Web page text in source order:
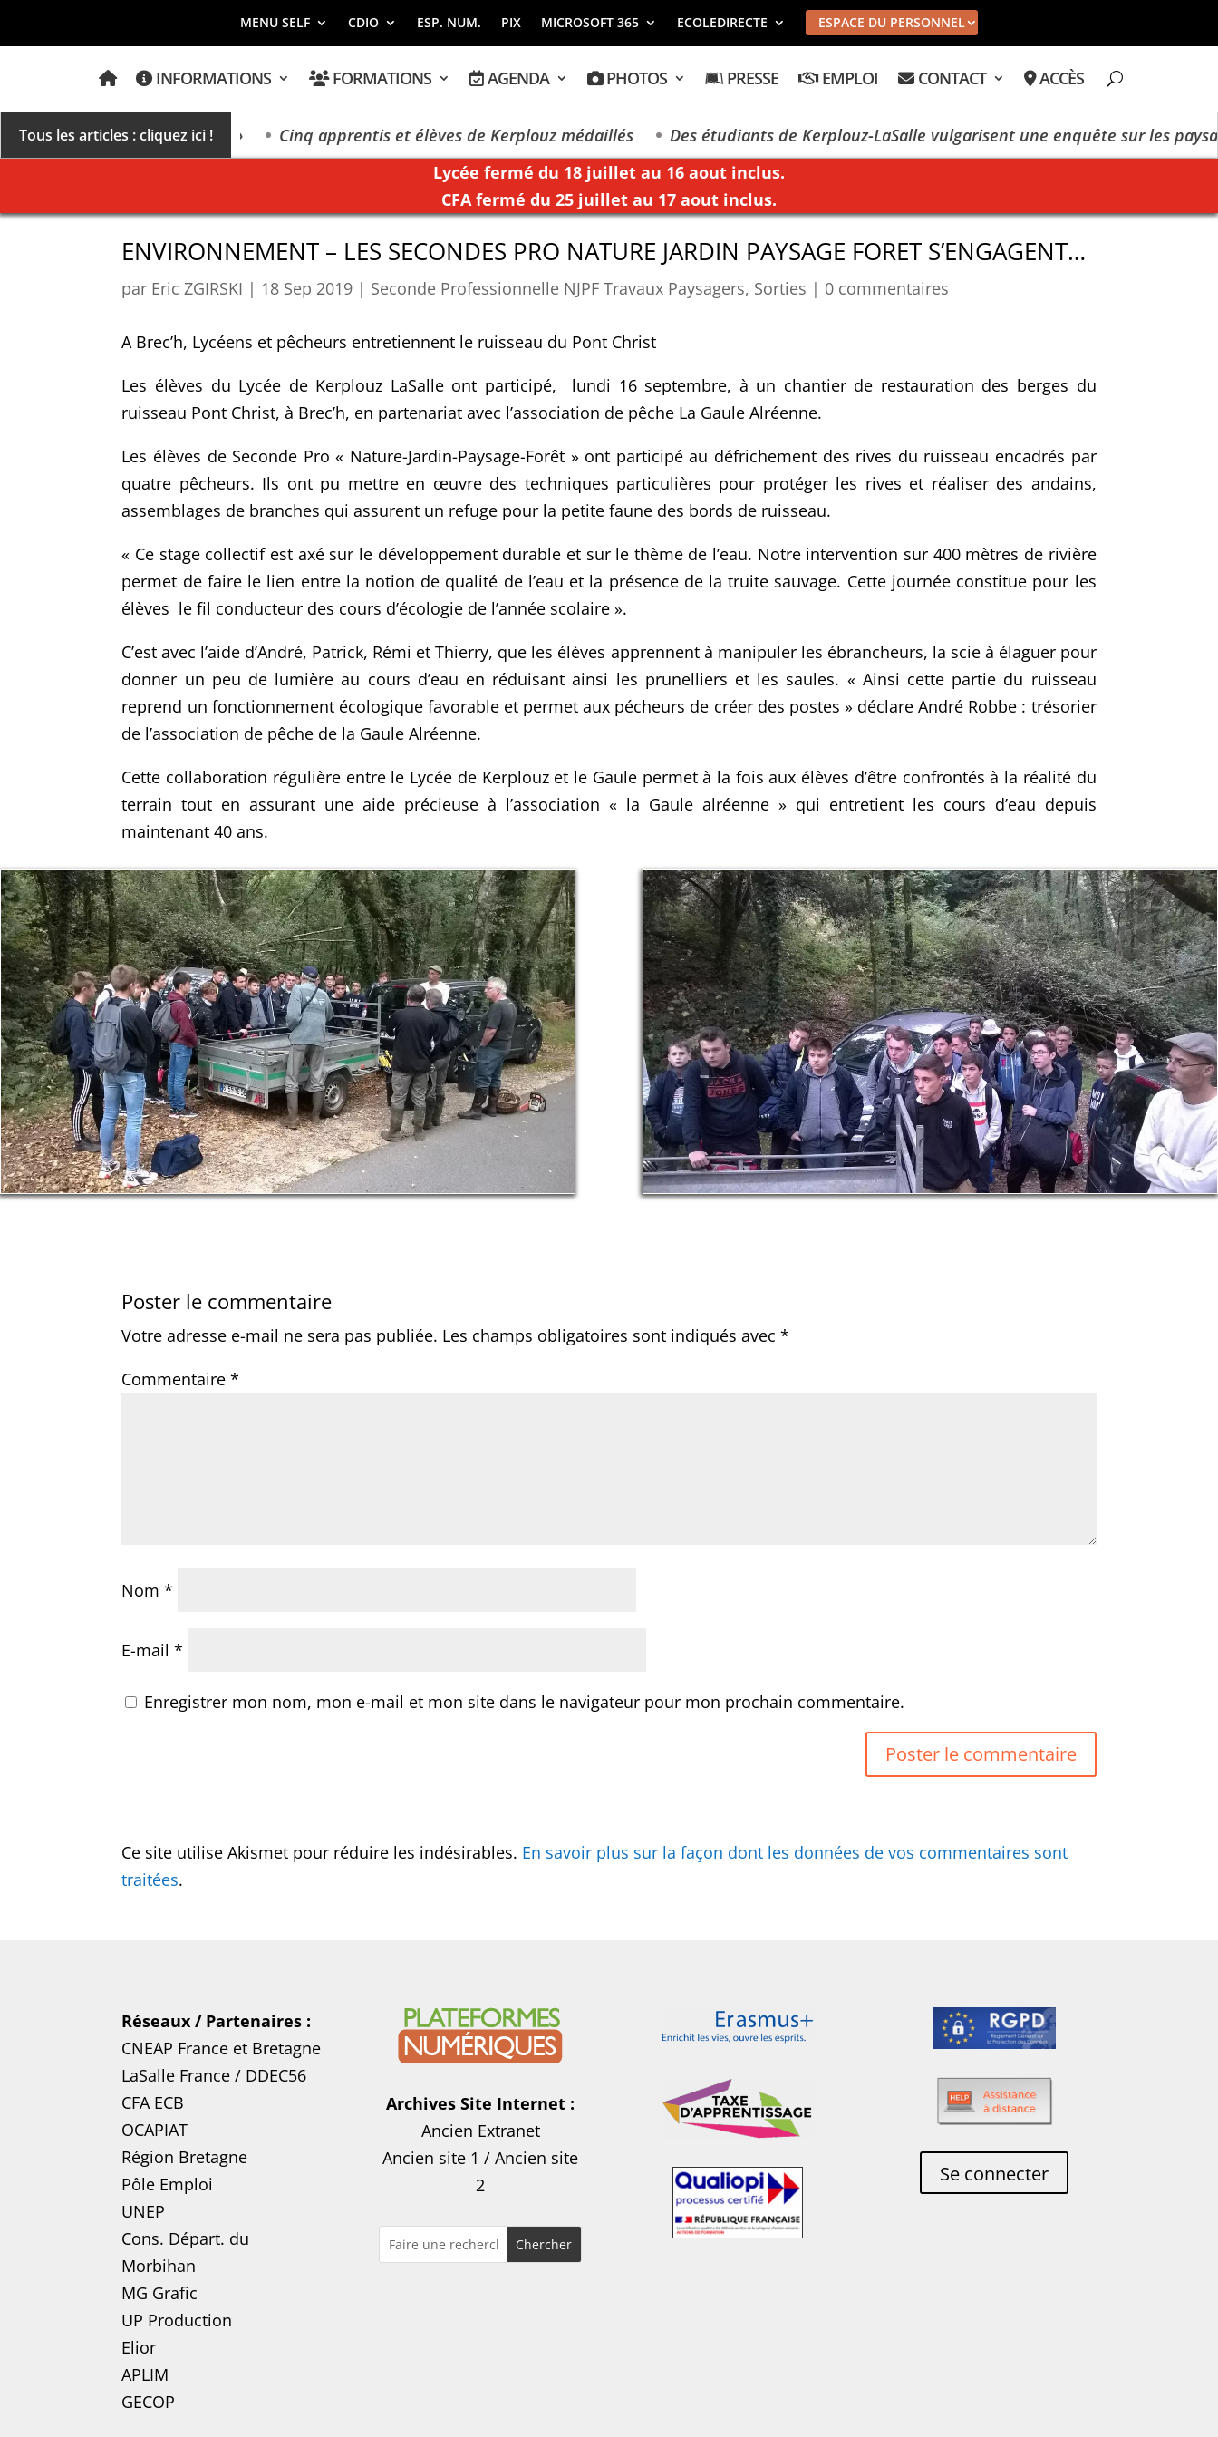
MENU SELF CDIO ESP. NUM. PIX MICROSOFT 365 ECOLEDIRECTE ESPACE DU PERSONNEL
A
U
E
I
L
INFORMATIONS FORMATIONS AGENDA PHOTOS PRESSE EMPLOI CONTACT ACCÈS
Tous les articles : cliquez ici !
millésime des extrêmes » Cinq apprentis et élèves de Kerplouz médaillés
Des étudiants de Kerplouz-LaSalle vulgarisent une enquête sur les paysages
Lycée fermé du 18 juillet au 16 aout inclus.
CFA fermé du 25 juillet au 17 aout inclus.
ENVIRONNEMENT – LES SECONDES PRO NATURE JARDIN PAYSAGE FORET S’ENGAGENT…
par Eric ZGIRSKI | 18 Sep 2019 | Seconde Professionnelle NJPF Travaux Paysagers, Sorties | 0 commentaires
A Brec’h, Lycéens et pêcheurs entretiennent le ruisseau du Pont Christ
Les élèves du Lycée de Kerplouz LaSalle ont participé, lundi 16 septembre, à un chantier de restauration des berges du
ruisseau Pont Christ, à Brec’h, en partenariat avec l’association de pêche La Gaule Alréenne.
Les élèves de Seconde Pro « Nature-Jardin-Paysage-Forêt » ont participé au défrichement des rives du ruisseau encadrés par
quatre pêcheurs. Ils ont pu mettre en œuvre des techniques particulières pour protéger les rives et réaliser des andains,
assemblages de branches qui assurent un refuge pour la petite faune des bords de ruisseau.
« Ce stage collectif est axé sur le développement durable et sur le thème de l’eau. Notre intervention sur 400 mètres de rivière
permet de faire le lien entre la notion de qualité de l’eau et la présence de la truite sauvage. Cette journée constitue pour les
élèves le fil conducteur des cours d’écologie de l’année scolaire ».
C’est avec l’aide d’André, Patrick, Rémi et Thierry, que les élèves apprennent à manipuler les ébrancheurs, la scie à élaguer pour
donner un peu de lumière au cours d’eau en réduisant ainsi les prunelliers et les saules. « Ainsi cette partie du ruisseau
reprend un fonctionnement écologique favorable et permet aux pécheurs de créer des postes » déclare André Robbe : trésorier
de l’association de pêche de la Gaule Alréenne.
Cette collaboration régulière entre le Lycée de Kerplouz et le Gaule permet à la fois aux élèves d’être confrontés à la réalité du
terrain tout en assurant une aide précieuse à l’association « la Gaule alréenne » qui entretient les cours d’eau depuis
maintenant 40 ans.
Poster le commentaire
Votre adresse e-mail ne sera pas publiée. Les champs obligatoires sont indiqués avec*
Commentaire*
Nom*
E-mail*
Enregistrer mon nom, mon e-mail et mon site dans le navigateur pour mon prochain commentaire.
Ce site utilise Akismet pour réduire les indésirables. En savoir plus sur la façon dont les données de vos commentaires sont
traitées.
Réseaux / Partenaires :
CNEAP France et Bretagne
LaSalle France / DDEC56
CFA ECB
OCAPIAT
Région Bretagne
Pôle Emploi
UNEP
Cons. Départ. du
Morbihan
MG Grafic
UP Production
Elior
APLIM
GECOP
Archives Site Internet :
Ancien Extranet
Ancien site 1 /Ancien site
2
Se connecter